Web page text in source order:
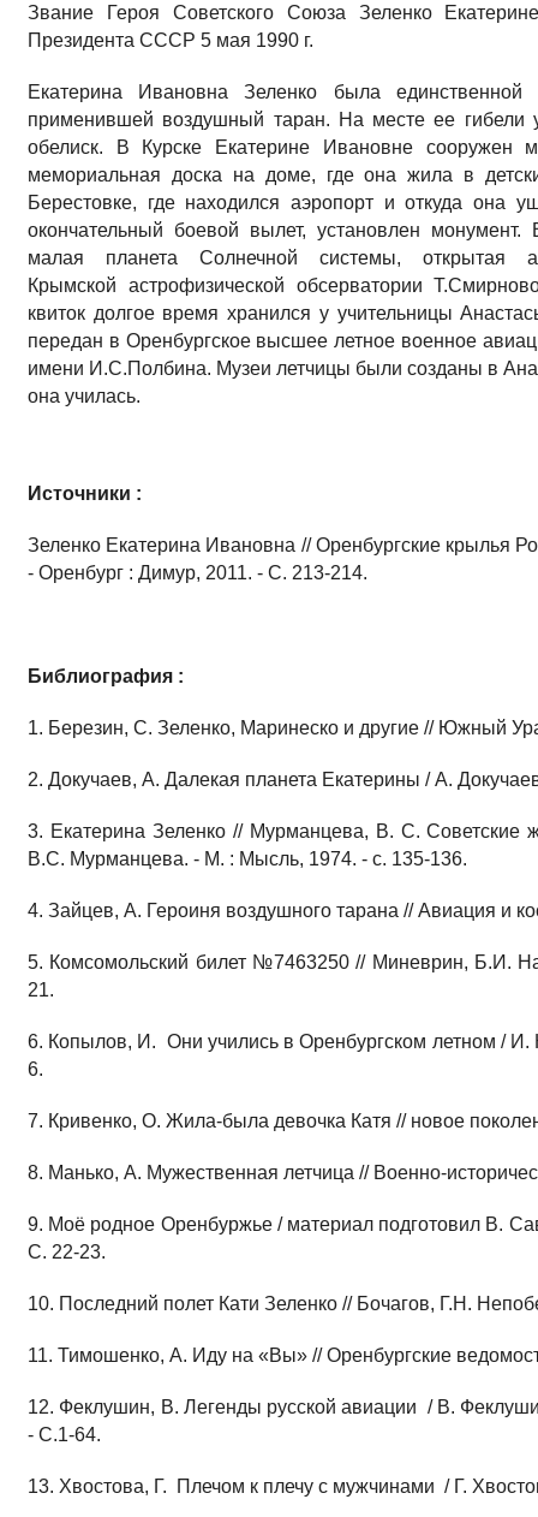
Звание Героя Советского Союза Зеленко
Президента СССР 5 мая 1990 г.
Екатерина Ивановна Зеленко была единственной
применившей воздушный таран. На месте ее гибели
обелиск. В Курске Екатерине Ивановне сооружен
мемориальная доска на доме, где она жила в
Берестовке, где находился аэропорт и откуда она
окончательный боевой вылет, установлен монумент.
малая планета Солнечной системы, открытая
Крымской астрофизической обсерватории
квиток долгое время хранился у учительницы
передан в Оренбургское высшее летное военное
имени И.С.Полбина. Музеи летчицы были созданы в
она училась.
Источники :
Зеленко Екатерина Ивановна // Оренбургские крылья
- Оренбург : Димур, 2011. - С. 213-214.
Библиография :
1. Березин, С. Зеленко, Маринеско и другие // Южный
2. Докучаев, А. Далекая планета Екатерины / А.
3. Екатерина Зеленко // Мурманцева, В. С.
В.С. Мурманцева. - М. : Мысль, 1974. - с. 135-136.
4. Зайцев, А. Героиня воздушного тарана // Авиация и
5. Комсомольский билет №7463250 // Миневрин, Б.И.
21.
6. Копылов, И. Они учились в Оренбургском летном /
6.
7. Кривенко, О. Жила-была девочка Катя // новое
8. Манько, А. Мужественная летчица // Военно-
9. Моё родное Оренбуржье / материал подготовил В.
С. 22-23.
10. Последний полет Кати Зеленко // Бочагов, Г.Н.
11. Тимошенко, А. Иду на «Вы» // Оренбургские
12. Феклушин, В. Легенды русской авиации / В.
- С.1-64.
13. Хвостова, Г. Плечом к плечу с мужчинами / Г.